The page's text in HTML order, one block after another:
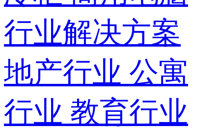
行业解决方案
地产行业 公寓
行业 教育行业